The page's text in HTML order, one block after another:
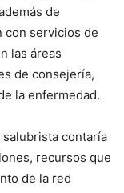
de
con servicios de
las áreas
de consejería,
la enfermedad.
contaría
recursos que
de la red